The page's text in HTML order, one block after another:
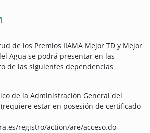
de los Premios IIAMA Mejor TD y Mejor
Agua se podrá presentar en las
de las siguientes dependencias
de la Administración General del
(requiere estar en posesión de certificado
registro/action/are/acceso.do